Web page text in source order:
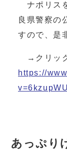
ナポリス
良県警察の
すので、是
→クリッ
https://
あっぷり